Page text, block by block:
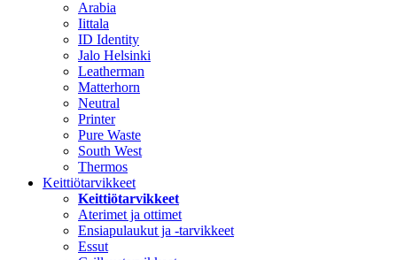
Arabia
Iittala
ID Identity
Jalo Helsinki
Leatherman
Matterhorn
Neutral
Printer
Pure Waste
South West
Thermos
Keittiötarvikkeet
Keittiötarvikkeet
Aterimet ja ottimet
Ensiapulaukut ja -tarvikkeet
Essut